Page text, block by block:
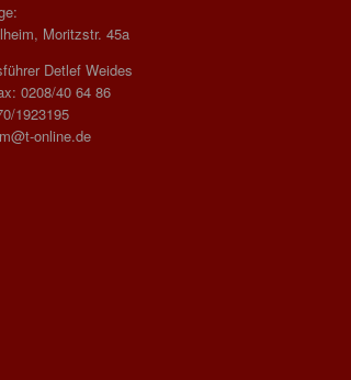
Moritzstr. 45a
Detlef Weides
0208/40 64 86
1923195
online.de